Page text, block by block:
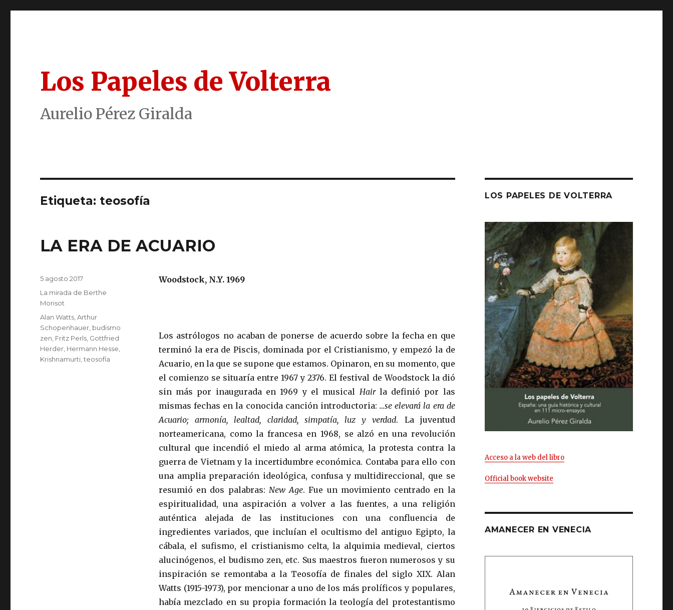
Los Papeles de Volterra
Aurelio Pérez Giralda
Etiqueta: teosofía
LA ERA DE ACUARIO
Woodstock, N.Y. 1969
Los astrólogos no acaban de ponerse de acuerdo sobre la fecha en que
terminó la era de Piscis, dominada por el Cristianismo, y empezó la de
Acuario, en la que se supone que estamos. Opinaron, en su momento, que
el comienzo se situaría entre 1967 y 2376. El festival de Woodstock la dió
sin más por inaugurada en 1969 y el musical Hair la definió por las
mismas fechas en la conocida canción introductoria: …se elevará la era de
Acuario; armonía, lealtad, claridad, simpatía, luz y verdad. La juventud
norteamericana, como la francesa en 1968, se alzó en una revolución
cultural que incendió el miedo al arma atómica, la protesta contra la
guerra de Vietnam y la incertidumbre económica. Contaba para ello con
una amplia preparación ideológica, confusa y multidireccional, que se
resumió en dos palabras: New Age. Fue un movimiento centrado en la
espiritualidad, una aspiración a volver a las fuentes, a una religión
auténtica alejada de las instituciones con una confluencia de
ingredientes variados, que incluían el ocultismo del antiguo Egipto, la
cábala, el sufismo, el cristianismo celta, la alquimia medieval, ciertos
alucinógenos, el budismo zen, etc. Sus maestros fueron numerosos y su
inspiración se remontaba a la Teosofía de finales del siglo XIX. Alan
Watts (1915-1973), por mencionar a uno de los más prolíficos y populares,
había mezclado en su propia formación la teología del protestantismo
Publicado
5 agosto 2017
Categorías
La mirada de Berthe
Morisot
Etiquetas
Alan Watts ,Arthur
Schopenhauer budismo
zen Fritz Perls Gottfried
Herder Hermann Hesse
Krishnamurti ,teosofía
LOS PAPELES DE VOLTERRA
Acceso a la web del libro
Official book website
AMANECER EN VENECIA